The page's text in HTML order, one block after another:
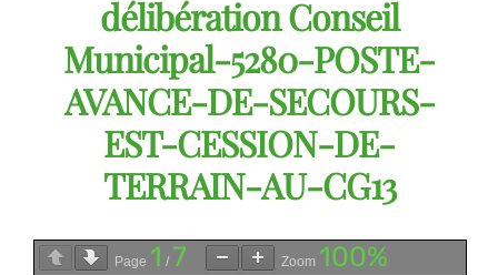
délibération Conseil
Municipal-5280-POSTE-
AVANCE-DE-SECOURS-
EST-CESSION-DE-
TERRAIN-AU-CG13
Page 1 / 7 Zoom 100%